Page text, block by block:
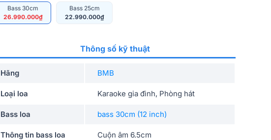
Bass 30cm
26.990.000₫
Bass 25cm
22.990.000₫
Thông số kỹ thuật
Hãng BMB
Loại loa Karaoke gia đình, Phòng hát
Bass loa bass 30cm (12 inch)
Thông tin bass loa Cuộn âm 6.5cm